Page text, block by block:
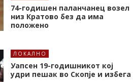
74-годишен паланчанец возел
низ Кратово без да има
положено
ЛОКАЛНО
Уапсен 19-годишникот кој
удри пешак во Скопје и избега